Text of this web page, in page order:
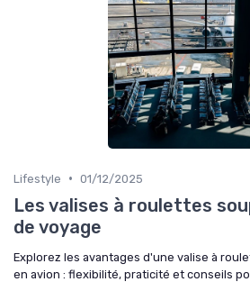
Lifestyle • 01/12/2025
Les valises à roulettes
de voyage
Explorez les avantages d'une valise à
en avion : flexibilité, praticité et conseils